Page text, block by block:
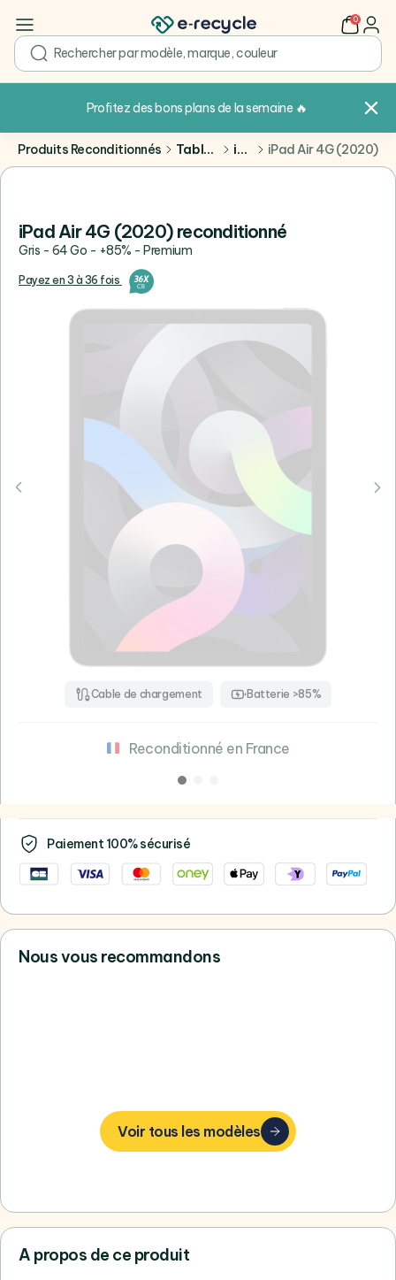
search
0 user
Profitez des bons plans de la semaine 🔥
Produits Reconditionnés Tablettes iPad iPad Air 4G (2020)
iPad Air 4G (2020) reconditionné
Gris - 64 Go - +85% - Premium
Payez en 3 à 36 fois
Cable de chargement Batterie >85%
Reconditionné en France
Paiement 100% sécurisé
Nous vous recommandons
Voir tous les modèles
A propos de ce produit